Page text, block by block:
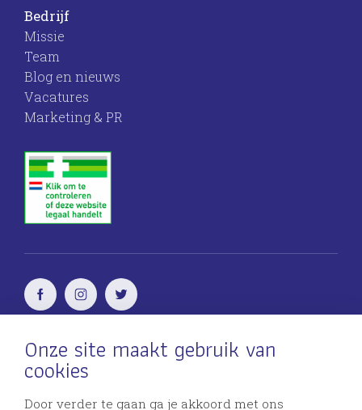
Onze site maakt gebruik van
cookies
Door verder te gaan ga je akkoord met ons
Bedrijf
Missie
Team
Blog en nieuws
Vacatures
Marketing & PR
Voor vrouwen door vrouwen